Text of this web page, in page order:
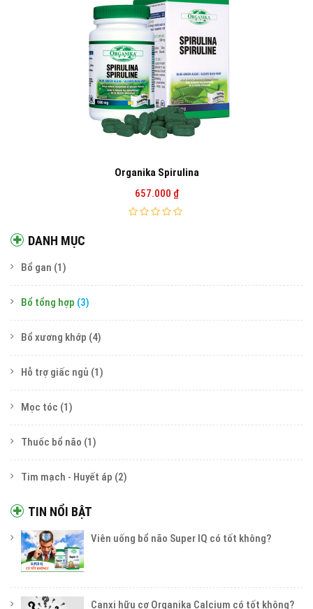
DANH MỤC
Bổ gan (1)
Bổ tổng hợp (3)
Bổ xương khớp (4)
Hỗ trợ giấc ngủ (1)
Mọc tóc (1)
Thuốc bổ não (1)
Tim mạch - Huyết áp (2)
TIN NỔI BẬT
Viên uống bổ não Super IQ có tốt không?
Canxi hữu cơ Organika Calcium có tốt không?
Organika Spirulina
657.000 ₫